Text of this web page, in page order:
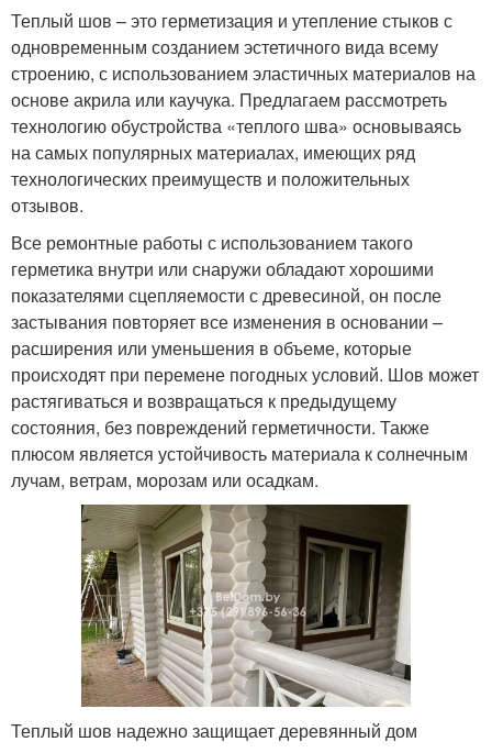
Теплый шов – это герметизация и утепление стыков с
одновременным созданием эстетичного вида всему
строению, с использованием эластичных материалов на
основе акрила или каучука. Предлагаем рассмотреть
технологию обустройства «теплого шва» основываясь
на самых популярных материалах, имеющих ряд
технологических преимуществ и положительных
отзывов.
Все ремонтные работы с использованием такого
герметика внутри или снаружи обладают хорошими
показателями сцепляемости с древесиной, он после
застывания повторяет все изменения в основании –
расширения или уменьшения в объеме, которые
происходят при перемене погодных условий. Шов может
растягиваться и возвращаться к предыдущему
состояния, без повреждений герметичности. Также
плюсом является устойчивость материала к солнечным
лучам, ветрам, морозам или осадкам.
Теплый шов надежно защищает деревянный дом